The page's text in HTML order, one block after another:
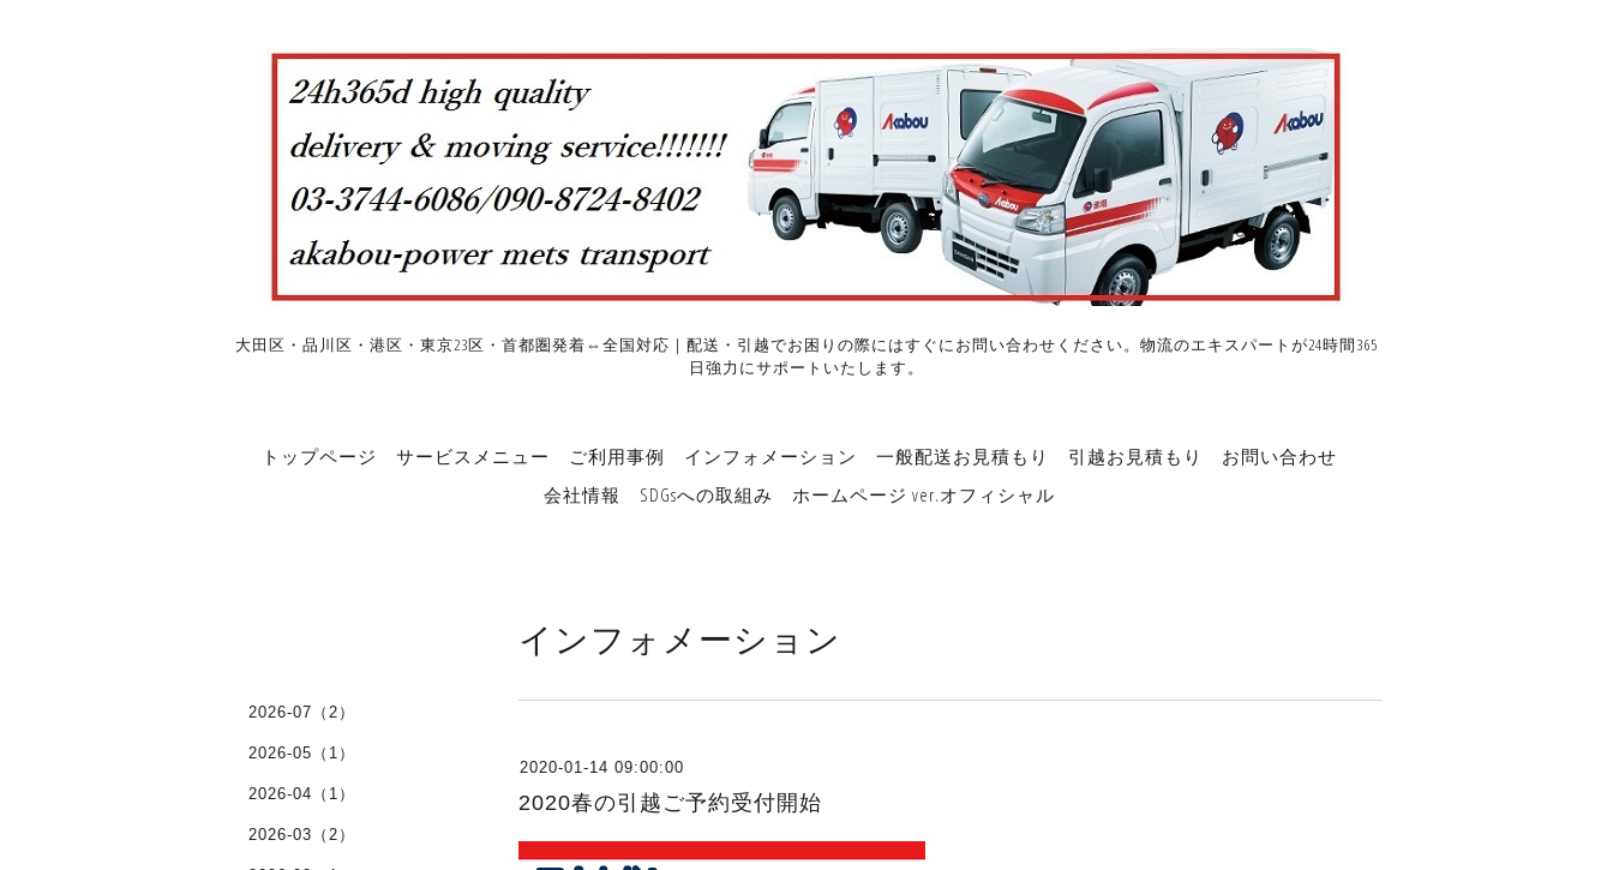
大田区・品川区・港区・東京23区・首都圏発着⇔全国対応｜配送・引越でお困りの際にはすぐにお問い合わせください。物流のエキスパートが24時間365
日強力にサポートいたします。
トップページ サービスメニュー ご利用事例 インフォメーション 一般配送お見積もり 引越お見積もり
お問い合わせ
会社情報
SDGsへの取組み ホームページ ver.オフィシャル
インフォメーション
2020-01-14 09:00:00
2020春の引越ご予約受付開始
2026-07（2）
2026-05（1）
2026-04（1）
2026-03（2）